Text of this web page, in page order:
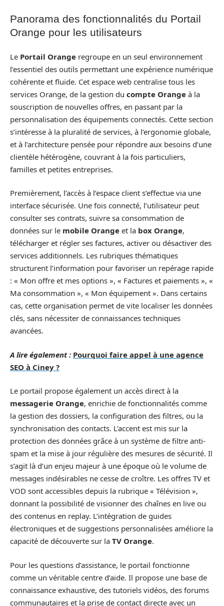
Panorama des fonctionnalités du Portail
Orange pour les utilisateurs
Le Portail Orange regroupe en un seul environnement
l’essentiel des outils permettant une expérience numérique
cohérente et fluide. Cet espace web centralise tous les
services Orange, de la gestion du compte Orange à la
souscription de nouvelles offres, en passant par la
personnalisation des équipements connectés. Cette section
s’intéresse à la pluralité de services, à l’ergonomie globale,
et à l’architecture pensée pour répondre aux besoins d’une
clientèle hétérogène, couvrant à la fois particuliers,
familles et petites entreprises.
Premièrement, l’accès à l’espace client s’effectue via une
interface sécurisée. Une fois connecté, l’utilisateur peut
consulter ses contrats, suivre sa consommation de
données sur le mobile Orange et la box Orange,
télécharger et régler ses factures, activer ou désactiver des
services additionnels. Les rubriques thématiques
structurent l’information pour favoriser un repérage rapide
: « Mon offre et mes options », « Factures et paiements », «
Ma consommation », « Mon équipement ». Dans certains
cas, cette organisation permet de vite localiser les données
clés, sans nécessiter de connaissances techniques
avancées.
A lire également : Pourquoi faire appel à une agence
SEO à Ciney ?
Le portail propose également un accès direct à la
messagerie Orange, enrichie de fonctionnalités comme
la gestion des dossiers, la configuration des filtres, ou la
synchronisation des contacts. L’accent est mis sur la
protection des données grâce à un système de filtre anti-
spam et la mise à jour régulière des mesures de sécurité. Il
s’agit là d’un enjeu majeur à une époque où le volume de
messages indésirables ne cesse de croître. Les offres TV et
VOD sont accessibles depuis la rubrique « Télévision »,
donnant la possibilité de visionner des chaînes en live ou
des contenus en replay. L’intégration de guides
électroniques et de suggestions personnalisées améliore la
capacité de découverte sur la TV Orange.
Pour les questions d’assistance, le portail fonctionne
comme un véritable centre d’aide. Il propose une base de
connaissance exhaustive, des tutoriels vidéos, des forums
communautaires et la prise de contact directe avec un